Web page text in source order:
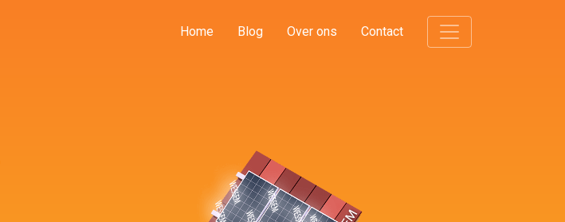
Home Blog Over ons Contact